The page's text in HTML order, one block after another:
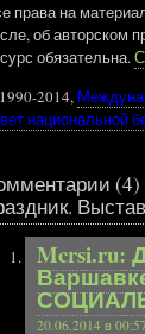
права на
об авторском
обязательна.
1990-2014,
национальной
(4)
Mcrsi.ru:
20.06.2014 в 00:57